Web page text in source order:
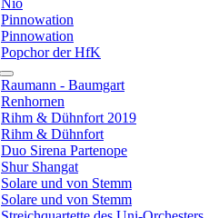
Pinnowation
Pinnowation
Popchor der HfK
Raumann - Baumgart
Renhornen
Rihm & Dühnfort 2019
Rihm & Dühnfort
Duo Sirena Partenope
Shur Shangat
Solare und von Stemm
Solare und von Stemm